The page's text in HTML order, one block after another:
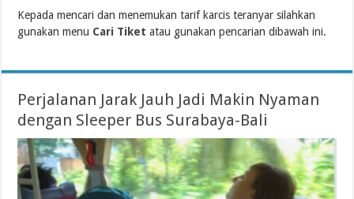
Kepada mencari dan menemukan tarif karcis teranyar silahkan
gunakan menu Cari Tiket atau gunakan pencarian dibawah ini.
Perjalanan Jarak Jauh Jadi Makin Nyaman
dengan Sleeper Bus Surabaya-Bali